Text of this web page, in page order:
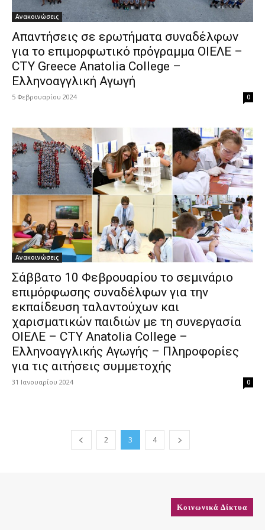
Ανακοινώσεις
Απαντήσεις σε ερωτήματα συναδέλφων
για το επιμορφωτικό πρόγραμμα ΟΙΕΛΕ –
CTY Greece Anatolia College –
Ελληνοαγγλική Αγωγή
5 Φεβρουαρίου 2024 0
Ανακοινώσεις
Σάββατο 10 Φεβρουαρίου το σεμινάριο
επιμόρφωσης συναδέλφων για την
εκπαίδευση ταλαντούχων και
χαρισματικών παιδιών με τη συνεργασία
ΟΙΕΛΕ – CTY Anatolia College –
Ελληνοαγγλικής Αγωγής – Πληροφορίες
για τις αιτήσεις συμμετοχής
31 Ιανουαρίου 2024 0
2 3 4
Κοινωνικά Δίκτυα